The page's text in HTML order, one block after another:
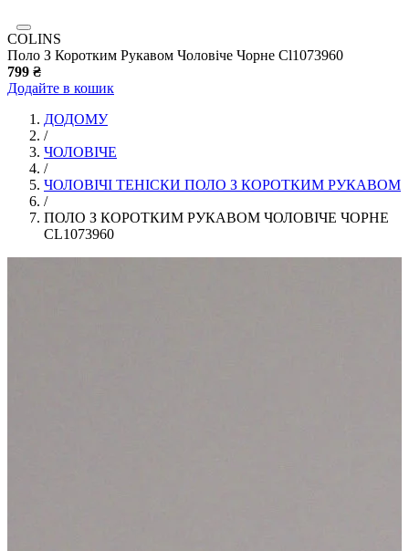
COLINS
Поло З Коротким Рукавом Чоловіче Чорне Cl1073960
799 ₴
Додайте в кошик
ДОДОМУ
/
ЧОЛОВІЧЕ
/
ЧОЛОВІЧІ ТЕНІСКИ ПОЛО З КОРОТКИМ РУКАВОМ
/
ПОЛО З КОРОТКИМ РУКАВОМ ЧОЛОВІЧЕ ЧОРНЕ
CL1073960